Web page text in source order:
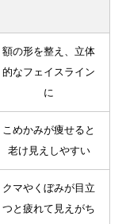
額の形を整え、立体
的なフェイスライン
に
こめかみが痩せると
老け見えしやすい
クマやくぼみが目立
つと疲れて見えがち